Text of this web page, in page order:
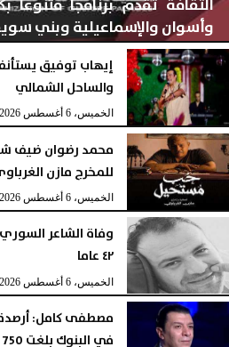
الثقافة تقدم برنامجا متنوعا
وأسوان والإسماعيلية وبني
الخميس، 6 أغسطس 2026 05:56 مـ
إيهاب توفيق
والساحل الشمالي
الخميس، 6 أغسطس 2026
محمد رضوان ضيف
للمخرج مازن
الخميس، 6 أغسطس 2026
وفاة الشاعر
٤٢ عاما
الخميس، 6 أغسطس 2026
مصطفى كامل: أرصدة
في البنوك بلغت 750 مليون جنيه